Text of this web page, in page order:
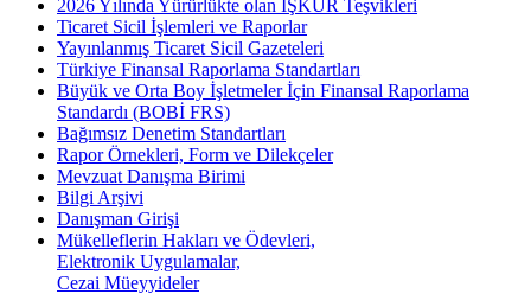
2026 Yılında Yürürlükte olan İŞKUR Teşvikleri
Ticaret Sicil İşlemleri ve Raporlar
Yayınlanmış Ticaret Sicil Gazeteleri
Türkiye Finansal Raporlama Standartları
Büyük ve Orta Boy İşletmeler İçin Finansal Raporlama
Standardı (BOBİ FRS)
Bağımsız Denetim Standartları
Rapor Örnekleri, Form ve Dilekçeler
Mevzuat Danışma Birimi
Bilgi Arşivi
Danışman Girişi
Mükelleflerin Hakları ve Ödevleri,
Elektronik Uygulamalar,
Cezai Müeyyideler